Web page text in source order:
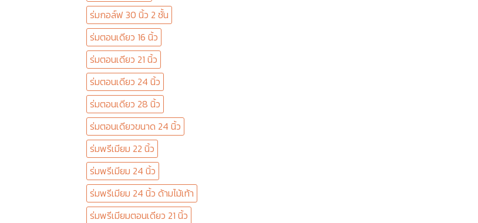
ร่มกอล์ฟ 30 นิ้ว 2 ชั้น
ร่มตอนเดียว 16 นิ้ว
ร่มตอนเดียว 21 นิ้ว
ร่มตอนเดียว 24 นิ้ว
ร่มตอนเดียว 28 นิ้ว
ร่มตอนเดียวขนาด 24 นิ้ว
ร่มพรีเมียม 22 นิ้ว
ร่มพรีเมียม 24 นิ้ว
ร่มพรีเมียม 24 นิ้ว ด้ามไม้เท้า
ร่มพรีเมียมตอนเดียว 21 นิ้ว